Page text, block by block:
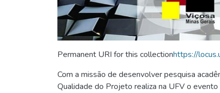
Permanent URI for this collectionhttps://
Com a missão de desenvolver pesquisa
Qualidade do Projeto realiza na UFV o